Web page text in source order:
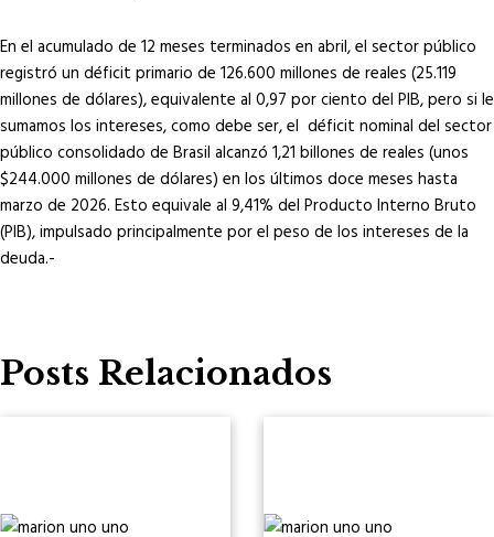
En el acumulado de 12 meses terminados en abril, el sector público
registró un déficit primario de 126.600 millones de reales (25.119
millones de dólares), equivalente al 0,97 por ciento del PIB, pero si le
sumamos los intereses, como debe ser, el déficit nominal del sector
público consolidado de Brasil alcanzó 1,21 billones de reales (unos
$244.000 millones de dólares) en los últimos doce meses hasta
marzo de 2026. Esto equivale al 9,41% del Producto Interno Bruto
(PIB), impulsado principalmente por el peso de los intereses de la
deuda.-
Posts Relacionados